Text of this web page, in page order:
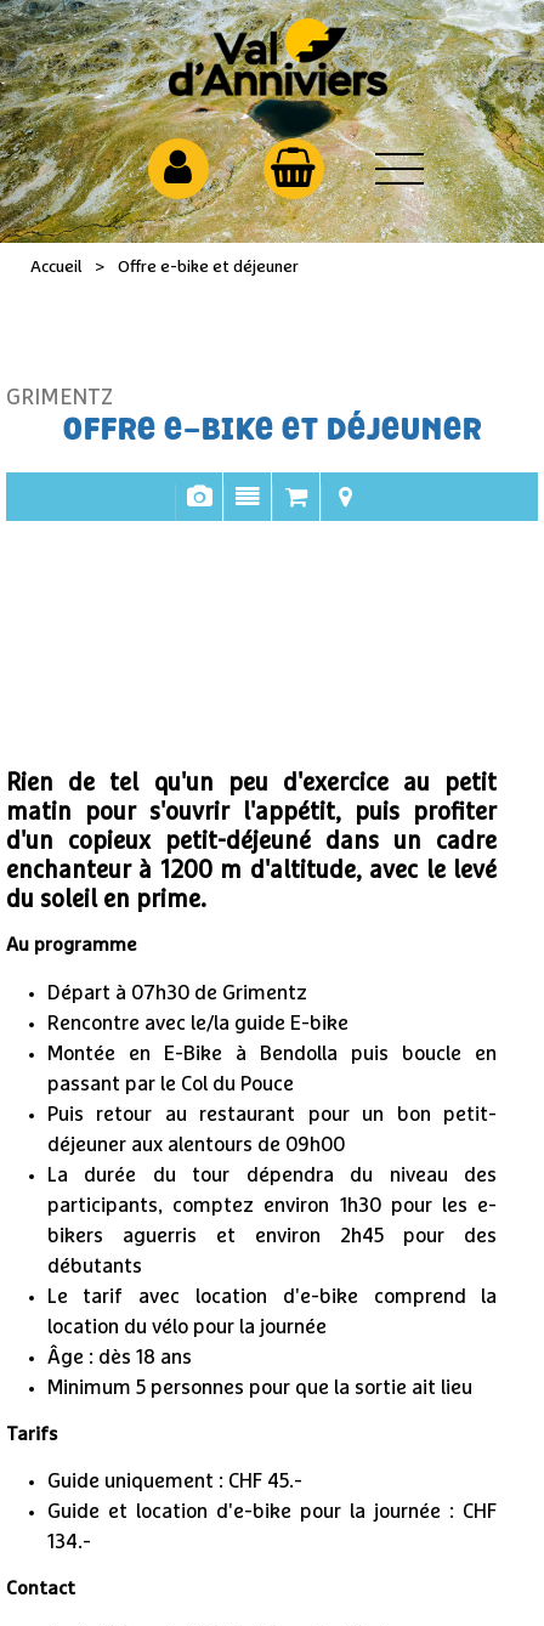
Accueil > Offre e-bike et déjeuner
OFFRE E-BIKE ET DÉJEUNER
GRIMENTZ
Rien de tel qu'un peu d'exercice au petit
matin pour s'ouvrir l'appétit, puis profiter
d'un copieux petit-déjeuné dans un cadre
enchanteur à 1200 m d'altitude, avec le levé
du soleil en prime.
Au programme
Départ à 07h30 de Grimentz
Rencontre avec le/la guide E-bike
Montée en E-Bike à Bendolla puis boucle en
passant par le Col du Pouce
Puis retour au restaurant pour un bon petit-
déjeuner aux alentours de 09h00
La durée du tour dépendra du niveau des
participants, comptez environ 1h30 pour les e-
bikers aguerris et environ 2h45 pour des
débutants
Le tarif avec location d'e-bike comprend la
location du vélo pour la journée
Âge : dès 18 ans
Minimum 5 personnes pour que la sortie ait lieu
Tarifs
Guide uniquement : CHF 45.-
Guide et location d'e-bike pour la journée : CHF
134.-
Contact